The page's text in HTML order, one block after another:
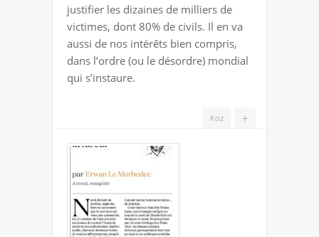
justifier les dizaines de milliers de
victimes, dont 80% de civils. Il en va
aussi de nos intérêts bien compris,
dans l’ordre (ou le désordre) mondial
qui s’instaure.
+
Koz